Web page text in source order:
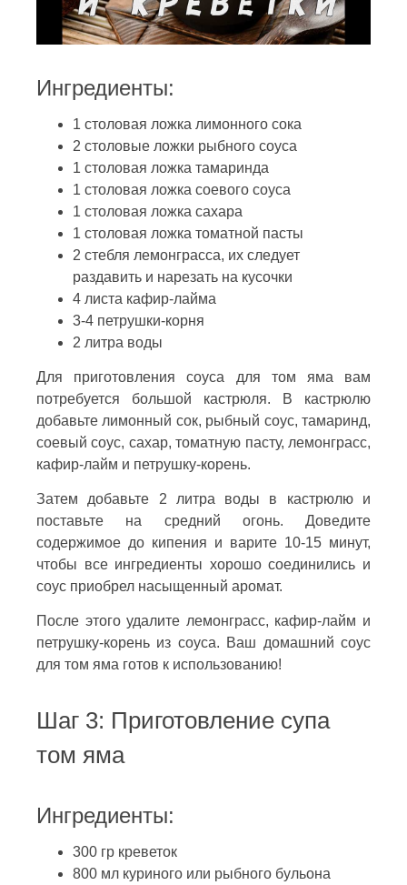
Ингредиенты:
1 столовая ложка лимонного сока
2 столовые ложки рыбного соуса
1 столовая ложка тамаринда
1 столовая ложка соевого соуса
1 столовая ложка сахара
1 столовая ложка томатной пасты
2 стебля лемонграсса, их следует
раздавить и нарезать на кусочки
4 листа кафир-лайма
3-4 петрушки-корня
2 литра воды
Для приготовления соуса для том яма вам
потребуется большой кастрюля. В кастрюлю
добавьте лимонный сок, рыбный соус, тамаринд,
соевый соус, сахар, томатную пасту, лемонграсс,
кафир-лайм и петрушку-корень.
Затем добавьте 2 литра воды в кастрюлю и
поставьте на средний огонь. Доведите
содержимое до кипения и варите 10-15 минут,
чтобы все ингредиенты хорошо соединились и
соус приобрел насыщенный аромат.
После этого удалите лемонграсс, кафир-лайм и
петрушку-корень из соуса. Ваш домашний соус
для том яма готов к использованию!
Шаг 3: Приготовление супа
том яма
Ингредиенты:
300 гр креветок
800 мл куриного или рыбного бульона